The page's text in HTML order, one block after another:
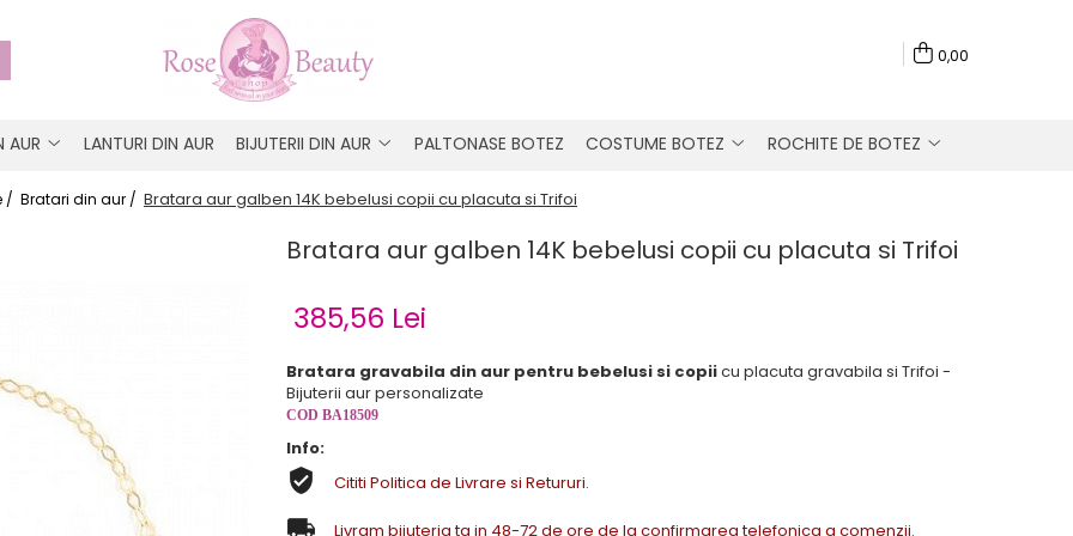
0,00
AUR LANTURI DIN AUR BIJUTERII DIN AUR PALTONASE BOTEZ COSTUME BOTEZ ROCHITE DE BOTEZ
/ Bratari din aur / Bratara aur galben 14K bebelusi copii cu placuta si Trifoi
Bratara aur galben 14K bebelusi copii cu placuta si Trifoi
385,56 Lei
Bratara gravabila din aur pentru bebelusi si copiicu placuta gravabila si Trifoi -
Bijuterii aur personalizate
COD BA18509
Info:
Cititi Politica de Livrare si Retururi.
Livram bijuteria ta in 48-72 de ore de la confirmarea telefonica a comenzii.